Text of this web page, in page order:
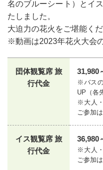
名のブルーシート）とイ
たしました。
大迫力の花火をご堪能くだ
※動画は2023年花火大会
団体観覧席 旅
行代金
31,980
※バス
UP（各
※大人
ご参加
イス観覧席 旅
行代金
36,980
※大人
ご参加